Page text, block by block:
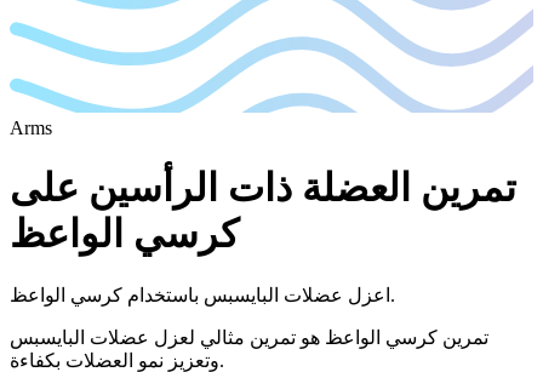
Arms
تمرين العضلة ذات الرأسين على
كرسي الواعظ
اعزل عضلات البايسبس باستخدام كرسي الواعظ.
تمرين كرسي الواعظ هو تمرين مثالي لعزل عضلات البايسبس
وتعزيز نمو العضلات بكفاءة.